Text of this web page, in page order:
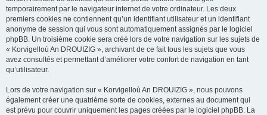
temporairement par le navigateur internet de votre ordinateur. Les deux
premiers cookies ne contiennent qu’un identifiant utilisateur et un identifiant
anonyme de session qui vous sont automatiquement assignés par le logiciel
phpBB. Un troisième cookie sera créé lors de votre navigation sur les sujets de
« Korvigelloù An DROUIZIG », archivant de ce fait tous les sujets que vous
avez consultés et permettant d’améliorer votre confort de navigation en tant
qu’utilisateur.
Lors de votre navigation sur « Korvigelloù An DROUIZIG », nous pouvons
également créer une quatrième sorte de cookies, externes au document qui
est prévu pour couvrir uniquement les pages créées par le logiciel phpBB. La